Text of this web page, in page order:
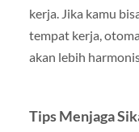
kerja. Jika kamu
tempat kerja,
akan lebih
Tips Menjaga